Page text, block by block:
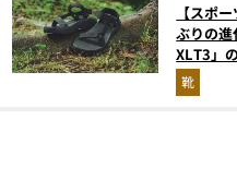
【スポ
ぶりの進
XLT3」
解説！
靴